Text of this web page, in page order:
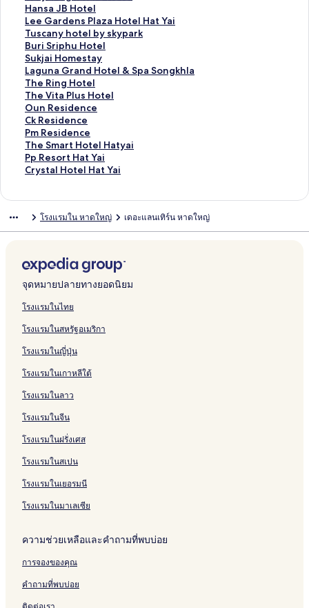
ห
รั
บ
M
o
n
d
a
y
G
u
e
s
t
e
t
y
a
i
สำ
ห
รั
บ
R
i
c
h
m
a
n
n
R
E
H
E
L
H
A
Y
I
น
สำ
ห
รั
บ
B
2
H
a
t
Y
a
i
R
h
B
o
u
t
q
e
&
B
u
g
t
H
o
t
e
l
า
น
สำ
ห
รั
บ
H
a
t
y
a
i
P
a
s
o
t
e
l
ฐ
า
น
สำ
ห
รั
บ
C
-
Z
a
H
o
t
ร
ฐ
า
น
สำ
ห
รั
บ
W
a
n
g
b
u
G
n
d
ต
ร
ฐ
า
น
สำ
ห
รั
บ
S
i
a
m
O
t
H
o
t
e
า
ต
ร
ฐ
า
น
สำ
ห
รั
บ
A
l
i
t
a
o
m
e
t
l
ม
า
ต
ร
ฐ
า
น
สำ
ห
รั
บ
L
e
e
H
e
l
H
a
Y
i
ก์
ม
า
ต
ร
ฐ
า
น
สำ
ห
รั
บ
S
k
k
t
e
l
H
t
a
i
ง
ก์
ม
า
ต
ร
ฐ
า
น
สำ
ห
รั
บ
H
i
g
n
a
t
r
H
o
t
e
Hansa JB Hotel
ลิ
ง
ก์
ม
า
ต
ร
ฐ
า
น
สำ
ห
รั
บ
a
H
o
t
e
Lee Gardens Plaza Hotel Hat Yai
ลิ
ง
ก์
ม
า
ต
ร
ฐ
า
น
สำ
ห
รั
G
d
e
n
s
l
z
a
H
o
e
H
a
t
Y
a
i
Tuscany hotel by skypark
ลิ
ง
ก์
ม
า
ต
ร
ฐ
า
น
สำ
ห
s
n
y
h
o
e
b
y
s
k
p
r
k
Buri Sriphu Hotel
ลิ
ง
ก์
ม
า
ต
ร
ฐ
า
น
สำ
u
S
r
i
p
u
o
t
e
l
Sukjai Homestay
ลิ
ง
ก์
ม
า
ต
ร
ฐ
า
น
S
j
a
i
H
m
s
t
a
y
Laguna Grand Hotel & Spa Songkhla
ลิ
ง
ก์
ม
า
ต
ร
ฐ
า
บ
g
u
n
a
r
n
d
H
o
e
&
S
p
a
S
o
k
l
a
The Ring Hotel
ลิ
ง
ก์
ม
า
ต
ร
ฐ
รั
h
e
R
i
g
o
t
e
l
The Vita Plus Hotel
ลิ
ง
ก์
ม
า
ต
ร
สำ
ห
T
h
e
V
t
P
l
u
s
o
e
l
Oun Residence
ลิ
ง
ก์
ม
า
ต
สำ
บ
O
u
n
e
i
d
e
n
e
Ck Residence
ลิ
ง
ก์
ม
า
น
รั
บ
C
k
e
i
d
e
n
e
Pm Residence
ลิ
ง
ก์
ม
า
ห
รั
บ
P
R
s
i
d
e
c
The Smart Hotel Hatyai
ลิ
ง
ก์
ฐ
สำ
ห
รั
บ
h
S
m
a
r
H
t
e
l
H
a
t
i
Pp Resort Hat Yai
ลิ
ง
ร
น
สำ
ห
รั
P
R
e
s
o
t
a
t
Y
a
i
Crystal Hotel Hat Yai
ลิ
ต
า
น
สำ
ห
บ
r
y
s
t
l
o
t
e
l
H
a
a
โรงแรมใน หาดใหญ่ เดอะแลนเทิร์น หาดใหญ่
จุดหมายปลายทางยอดนิยม
โรงแรมในไทย
โรงแรมในสหรัฐอเมริกา
โรงแรมในญี่ปุ่น
โรงแรมในเกาหลีใต้
โรงแรมในลาว
โรงแรมในจีน
โรงแรมในฝรั่งเศส
โรงแรมในสเปน
โรงแรมในเยอรมนี
โรงแรมในมาเลเซีย
ความช่วยเหลือและคำถามที่พบบ่อย
การจองของคุณ
คำถามที่พบบ่อย